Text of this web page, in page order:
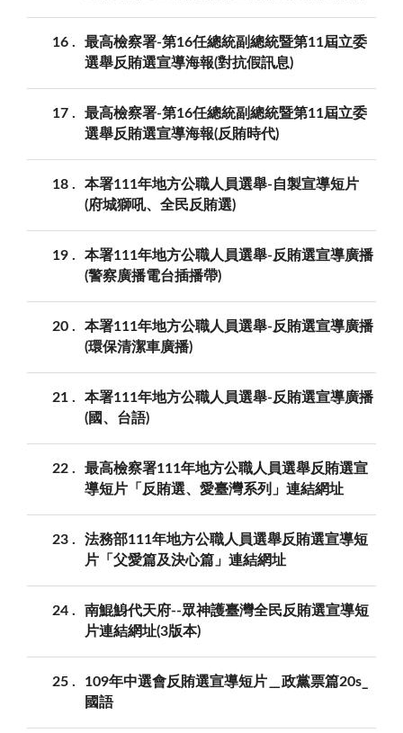
16
最高檢察署-第16任總統副總統暨第11屆立委
選舉反賄選宣導海報(對抗假訊息)
17
最高檢察署-第16任總統副總統暨第11屆立委
選舉反賄選宣導海報(反賄時代)
18
本署111年地方公職人員選舉-自製宣導短片
(府城獅吼、全民反賄選)
19
本署111年地方公職人員選舉-反賄選宣導廣播
(警察廣播電台插播帶)
20
本署111年地方公職人員選舉-反賄選宣導廣播
(環保清潔車廣播)
21
本署111年地方公職人員選舉-反賄選宣導廣播
(國、台語)
22
最高檢察署111年地方公職人員選舉反賄選宣
導短片「反賄選、愛臺灣系列」連結網址
23
法務部111年地方公職人員選舉反賄選宣導短
片「父愛篇及決心篇」連結網址
24
南鯤鯓代天府--眾神護臺灣全民反賄選宣導短
片連結網址(3版本)
25
109年中選會反賄選宣導短片＿政黨票篇20s_
國語